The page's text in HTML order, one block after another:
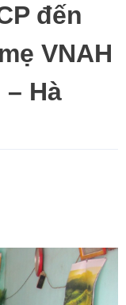
đến
VNAH
Hà